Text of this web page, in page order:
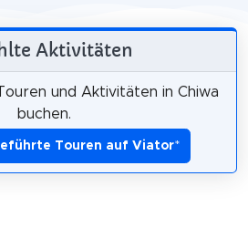
Aktivitäten
und Aktivitäten in Chiwa
buchen.
Touren auf Viator*